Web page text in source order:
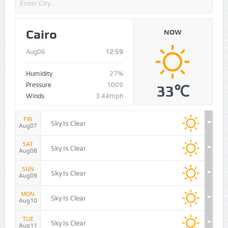
Cairo
Aug06 12:59
Humidity
27%
Winds
NOW
33℃
FRI
Aug07
Sky Is Clear
SAT
Aug08
Sky Is Clear
SUN
Aug09
Sky Is Clear
MON
Aug10
Sky Is Clear